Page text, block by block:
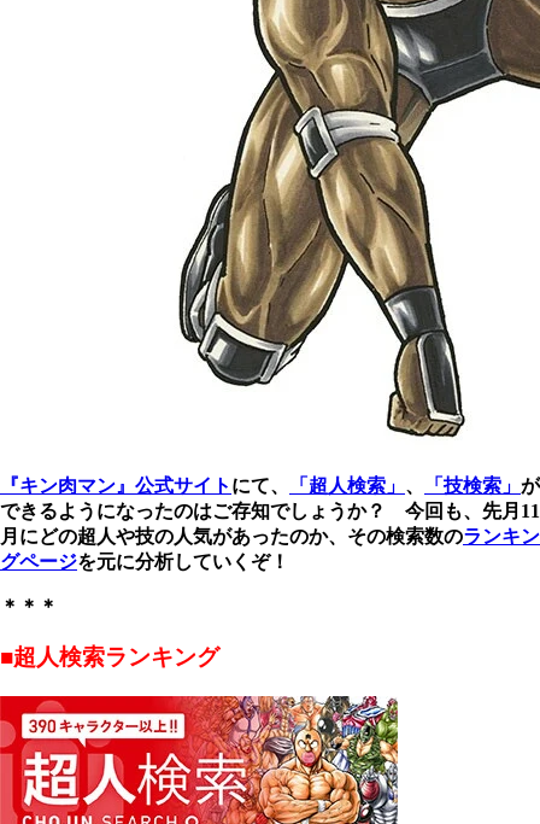
『キン肉マン』公式サイト にて、 「超人検索」 、 「技検索」 が
できるようになったのはご存知でしょうか？ 今回も、先月11
月にどの超人や技の人気があったのか、その検索数のランキン
グページを元に分析していくぞ！
＊＊＊
■超人検索ランキング